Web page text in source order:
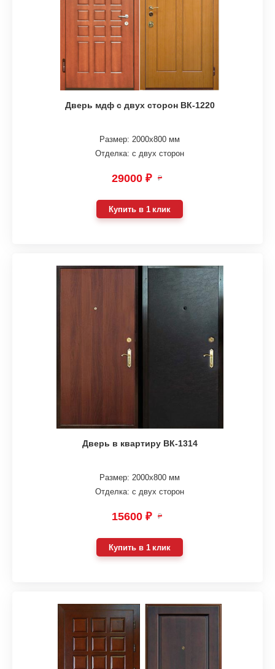
Дверь мдф с двух сторон ВК-1220
Размер: 2000х800 мм
Отделка: с двух сторон
29000 ₽ ₽
Купить в 1 клик
Дверь в квартиру ВК-1314
Размер: 2000х800 мм
Отделка: с двух сторон
15600 ₽ ₽
Купить в 1 клик